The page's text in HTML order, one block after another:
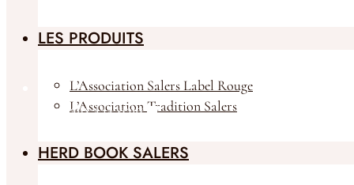
Animaux à la vente
LES PRODUITS
L’Association Salers Label Rouge
L’Association Tradition Salers
HERD BOOK SALERS